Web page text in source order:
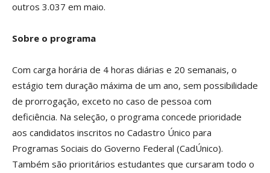
outros 3.037 em maio.
Sobre o programa
Com carga horária de 4 horas diárias e 20 semanais, o
estágio tem duração máxima de um ano, sem possibilidade
de prorrogação, exceto no caso de pessoa com
deficiência. Na seleção, o programa concede prioridade
aos candidatos inscritos no Cadastro Único para
Programas Sociais do Governo Federal (CadÚnico).
Também são prioritários estudantes que cursaram todo o